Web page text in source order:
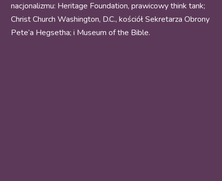
nacjonalizmu: Heritage Foundation, prawicowy think tank;
Christ Church Washington, D.C., kościół Sekretarza Obrony
Pete’a Hegsetha; i Museum of the Bible.